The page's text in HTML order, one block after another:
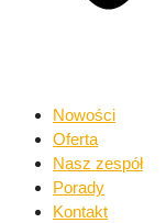
Nowości
Oferta
Nasz zespół
Porady
Kontakt